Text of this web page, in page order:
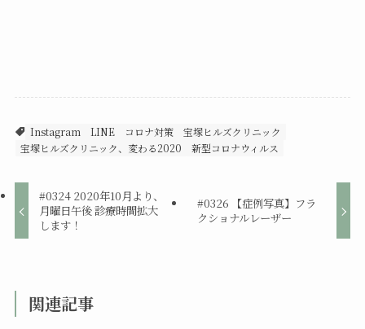
Instagram LINE コロナ対策
宝塚ヒルズクリニック
宝塚ヒルズクリニック、変わる2020
新型コロナウィルス
#0324 2020年10月より、
月曜日午後 診療時間拡大
します！
#0326 【症例写真】フラ
クショナルレーザー
関連記事